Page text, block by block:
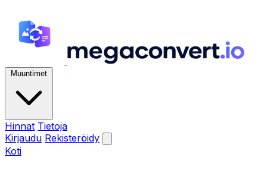
Muuntimet
Hinnat Tietoja
Kirjaudu Rekisteröidy
Koti